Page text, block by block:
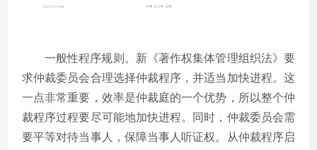
一般性程序规则。新《著作权集体管理组织法》要
求仲裁委员会合理选择仲裁程序，并适当加快进程。这
一点非常重要，效率是仲裁庭的一个优势，所以整个仲
裁程序过程要尽可能地加快进程。同时，仲裁委员会需
要平等对待当事人，保障当事人听证权。从仲裁程序启